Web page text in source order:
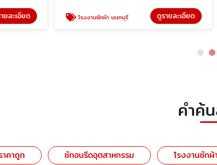
ยละเอียด โรงงานซักผ้า นนทบุรี ดูรายละเอียด
คำค้
คาถูก ซักอบรีดอุตสาหกรรม โรงงานซัก